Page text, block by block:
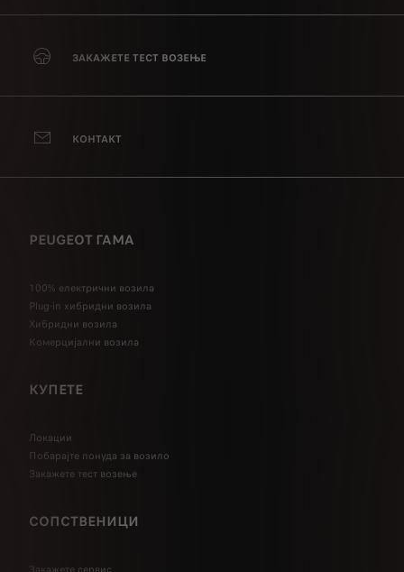
ЗАКАЖЕТЕ ТЕСТ ВОЗЕЊЕ
КОНТАКТ
PEUGEOT ГАМА
100% електрични возила
Plug-in хибридни возила
Хибридни возила
Комерцијални возила
КУПЕТЕ
Локации
Побарајте понуда за возило
Закажете тест возење
СОПСТВЕНИЦИ